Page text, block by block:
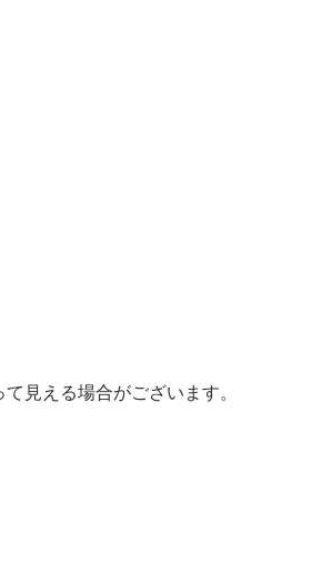
見える場合がございます。